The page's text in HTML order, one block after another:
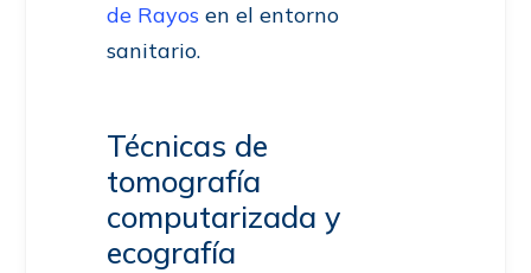
de Rayos en el entorno
sanitario.
Técnicas de
tomografía
computarizada y
ecografía